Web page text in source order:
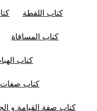
كتاب اللقطة
كتاب المساقاة
كتاب
كتاب صفات
كتاب صفة القيامة و